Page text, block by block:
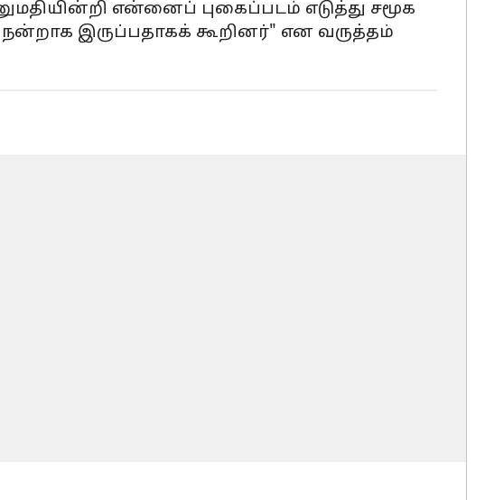
என்னைப் புகைப்படம் எடுத்து சமூக
இருப்பதாகக் கூறினர்" என வருத்தம்